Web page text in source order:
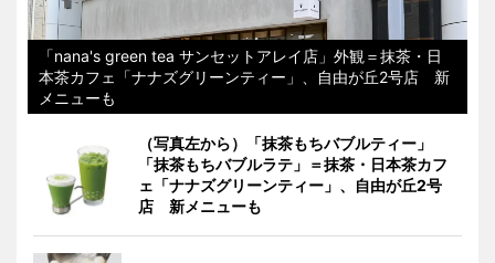
「nana's green tea サンセットアレイ店」外観＝抹茶・日
本茶カフェ「ナナズグリーンティー」、自由が丘2号店 新
メニューも
（写真左から）「抹茶もちバブルティー」
「抹茶もちバブルラテ」＝抹茶・日本茶カフ
ェ「ナナズグリーンティー」、自由が丘2号
店 新メニューも